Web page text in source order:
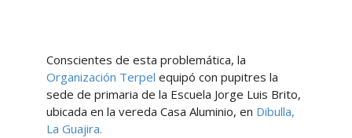
Conscientes de esta problemática, la
Organización Terpel equipó con pupitres la
sede de primaria de la Escuela Jorge Luis Brito,
ubicada en la vereda Casa Aluminio, en Dibulla,
La Guajira.